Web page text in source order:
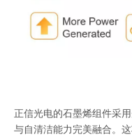
正信光电的石墨烯组件采
与自清洁能力完美融合。